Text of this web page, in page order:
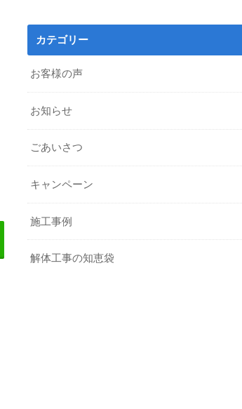
カテゴリー
お客様の声
お知らせ
ごあいさつ
キャンペーン
施工事例
解体工事の知恵袋